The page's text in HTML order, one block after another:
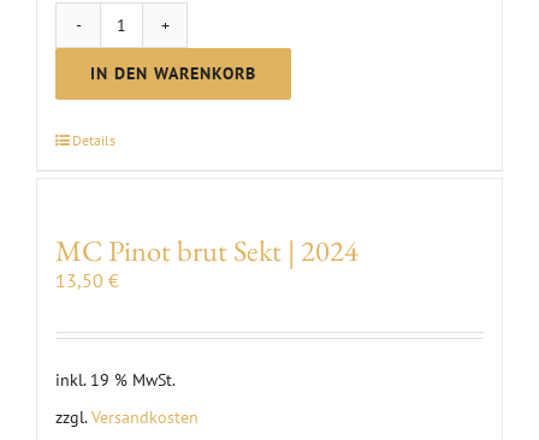
MC
Rosé
brut
IN DEN WARENKORB
Details
MC Pinot brut Sekt | 2024
13,50 €
inkl. 19 % MwSt.
zzgl.Versandkosten